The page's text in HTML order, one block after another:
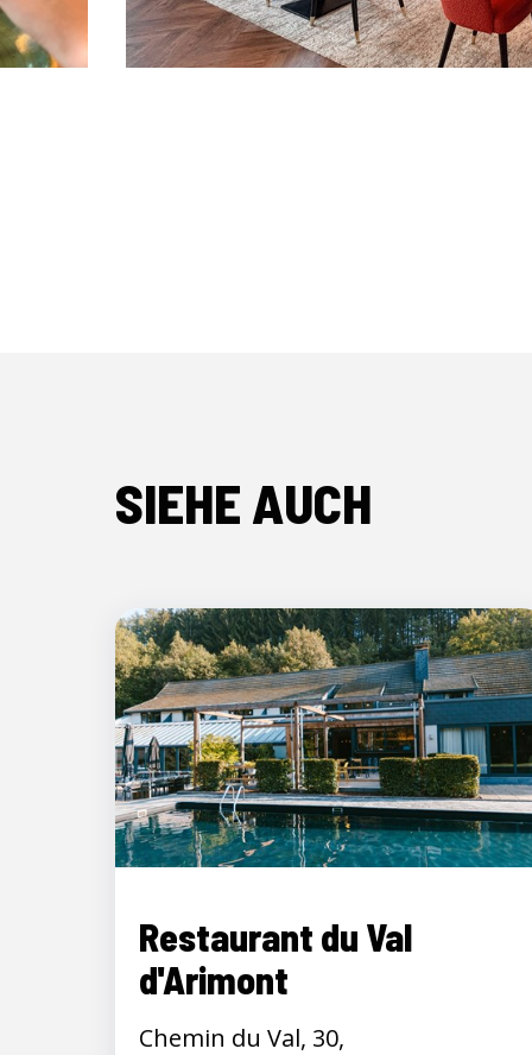
SIEHE AUCH
Restaurant du Val
d'Arimont
Chemin du Val, 30,